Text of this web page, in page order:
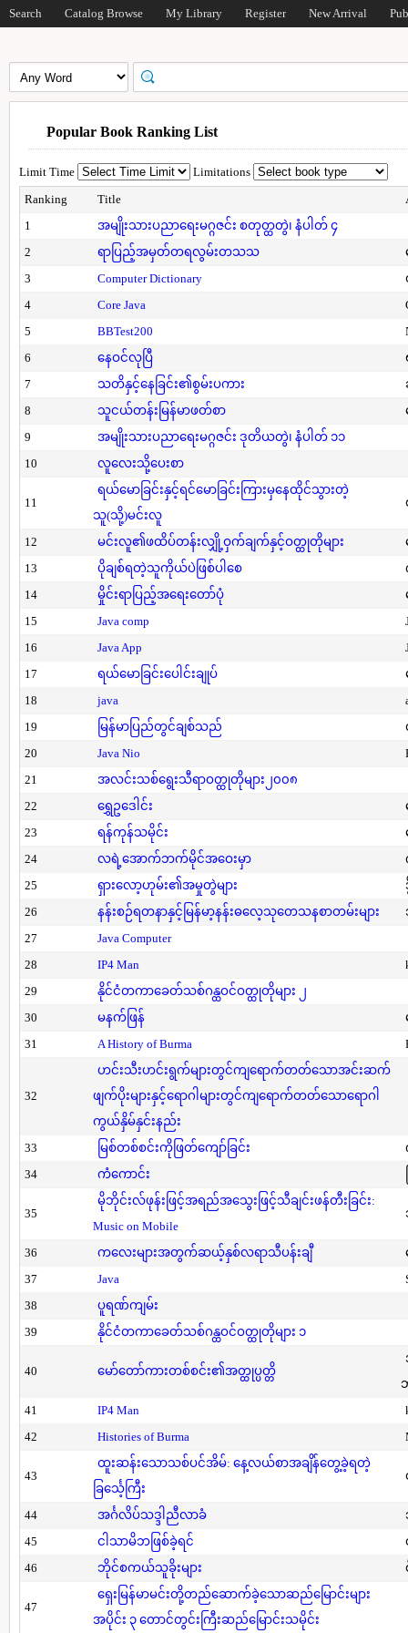
Search Catalog Browse My Library Register New Arrival
Popular Book Ranking List
Limit Time
Limitations
Ranking
Title
1
အမျိုးသားပညာရေးမဂ္ဂဇင်း စတုတ္ထတွဲ၊ နံပါတ် ၄
2
ရာပြည့်အမှတ်တရလွမ်းတသသ
3
Computer Dictionary
4
Core Java
5
BBTest200
6
နေဝင်လုပြီ
7
သတိနှင့်နေခြင်း၏စွမ်းပကား
8
သူငယ်တန်းမြန်မာဖတ်စာ
9
အမျိုးသားပညာရေးမဂ္ဂဇင်း ဒုတိယတွဲ၊ နံပါတ် ၁၁
10
လူလေးသို့ပေးစာ
11
ရယ်မောခြင်းနှင့်ရင်မောခြင်းကြားမှနေထိုင်သွားတဲ့
သူ(သို့)မင်းလူ
12 မင်းလူ၏ဖထိပ်တန်းလျှို့ဝှက်ချက်နှင့်ဝတ္ထုတိုများ
13
ပိုချစ်ရတဲ့သူကိုယ်ပဲဖြစ်ပါစေ
14
မှိုင်းရာပြည့်အရေးတော်ပုံ
15
Java comp
16
Java App
17
ရယ်မောခြင်းပေါင်းချုပ်
18
java
19
မြန်မာပြည်တွင်ချစ်သည်
20
Java Nio
21
အလင်းသစ်ရွေးသီရာဝတ္ထုတိုများ၂၀၀၈
22
ရွှေဥဒေါင်း
23
ရန်ကုန်သမိုင်း
24
လရဲ့အောက်ဘက်မိုင်အဝေးမှာ
25
ရှားလော့ဟုမ်း၏အမှုတွဲများ
26
နန်းစဉ်ရတနာနှင့်မြန်မာ့နန်းဓလေ့သုတေသနစာတမ်းများ
27
Java Computer
28
IP4 Man
29
နိုင်ငံတကာခေတ်သစ်ဂန္ထဝင်ဝတ္ထုတိုများ ၂
30
မနက်ဖြန်
31
A History of Burma
32
ဟင်းသီးဟင်းရွက်များတွင်ကျရောက်တတ်သောအင်းဆက်
ဖျက်ပိုးများနှင့်ရောဂါများတွင်ကျရောက်တတ်သောရောဂါ
ကွယ်နှိမ်နှင်းနည်း
33
မြစ်တစ်စင်းကိုဖြတ်ကျော်ခြင်း
34
ကံကောင်း
35
မိုဘိုင်းလ်ဖုန်းဖြင့်အရည်အသွေးဖြင့်သီချင်းဖန်တီးခြင်း:
Music on Mobile
36 ကလေးများအတွက်ဆယ့်နှစ်လရာသီပန်းချီ
37
Java
38
ပူရဏ်ကျမ်း
39
နိုင်ငံတကာခေတ်သစ်ဂန္ထဝင်ဝတ္ထုတိုများ ၁
40 မော်တော်ကားတစ်စင်း၏အတ္ထုပ္ပတ္တိ
41
IP4 Man
42
Histories of Burma
43
ထူးဆန်းသောသစ်ပင်အိမ်: နေ့လယ်စာအချိန်တွေ့ခဲ့ရတဲ့
ခြင်္သေ့ကြီး
44 အင်္ဂလိပ်သဒ္ဒါညီလာခံ
45
ငါသာမိဘဖြစ်ခဲ့ရင်
46
ဘိုင်စကယ်သူခိုးများ
47
ရှေးမြန်မာမင်းတို့တည်ဆောက်ခဲ့သောဆည်မြောင်းများ
အပိုင်း ၃ တောင်တွင်းကြီးဆည်မြောင်းသမိုင်း